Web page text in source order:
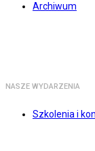
Archiwum
NASZE WYDARZENIA
Szkolenia i